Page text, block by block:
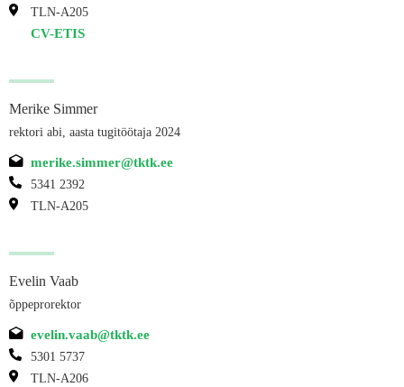
TLN-A205
CV-ETIS
Merike Simmer
rektori abi, aasta tugitöötaja 2024
merike.simmer@tktk.ee
5341 2392
TLN-A205
Evelin Vaab
õppeprorektor
evelin.vaab@tktk.ee
5301 5737
TLN-A206